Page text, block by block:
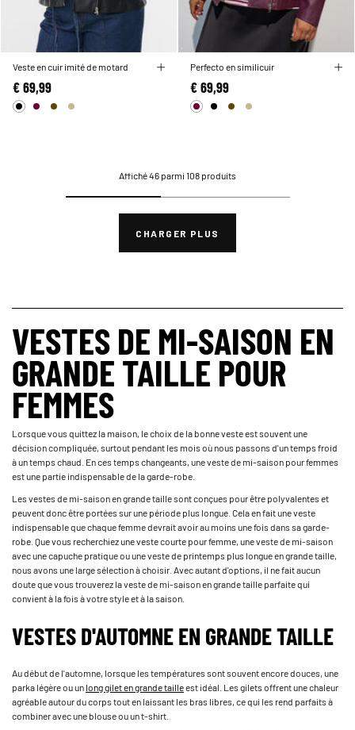
Veste en cuir imité de motard
€ 69,99
Perfecto en similicuir
€ 69,99
Affiché 46 parmi 108 produits
CHARGER PLUS
VESTES DE MI-SAISON EN
GRANDE TAILLE POUR
FEMMES
Lorsque vous quittez la maison, le choix de la bonne veste est souvent une
décision compliquée, surtout pendant les mois où nous passons d'un temps froid
à un temps chaud. En ces temps changeants, une veste de mi-saison pour femmes
est une partie indispensable de la garde-robe.
Les vestes de mi-saison en grande taille sont conçues pour être polyvalentes et
peuvent donc être portées sur une période plus longue. Cela en fait une veste
indispensable que chaque femme devrait avoir au moins une fois dans sa garde-
robe. Que vous recherchiez une veste courte pour femme, une veste de mi-saison
avec une capuche pratique ou une veste de printemps plus longue en grande taille,
nous avons une large sélection à choisir. Avec autant d'options, il ne fait aucun
doute que vous trouverez la veste de mi-saison en grande taille parfaite qui
convient à la fois à votre style et à la saison.
VESTES D'AUTOMNE EN GRANDE TAILLE
Au début de l'automne, lorsque les températures sont souvent encore douces, une
parka légère ou unlong gilet en grande tailleest idéal. Les gilets offrent une chaleur
agréable autour du corps tout en laissant les bras libres, ce qui les rend parfaits à
combiner avec une blouse ou un t-shirt.